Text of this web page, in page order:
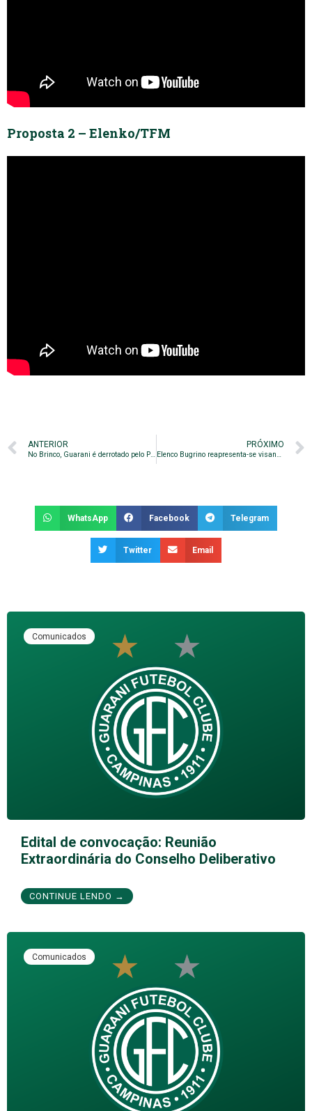
Proposta 2 – Elenko/TFM
ANTERIOR
No Brinco, Guarani é derrotado pelo Paysandu
PRÓXIMO
Elenco Bugrino reapresenta-se visando o Brasil de Pelotas
WhatsApp Facebook Telegram
Twitter Email
Comunicados
Edital de convocação: Reunião
Extraordinária do Conselho Deliberativo
CONTINUE LENDO →
Comunicados